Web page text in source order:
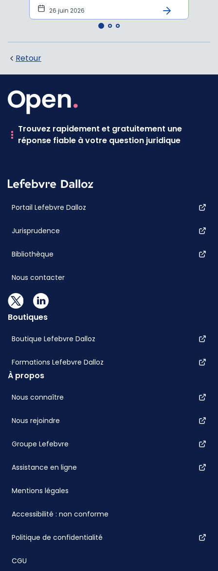
26 juin 2026
Retour
Trouvez rapidement et gratuitement une
réponse fiable à votre question juridique
Portail Lefebvre Dalloz
Jurisprudence
Bibliothèque
Nous contacter
Boutiques
Boutique Lefebvre Dalloz
Formations Lefebvre Dalloz
À propos
Nous connaître
Nous rejoindre
Groupe Lefebvre
Assistance en ligne
Mentions légales
Accessibilité : non conforme
Politique de confidentialité
CGU